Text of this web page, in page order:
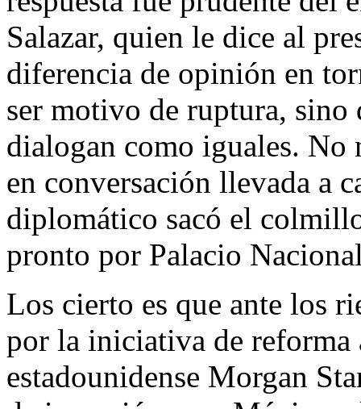
Salazar, quien le dice al
diferencia de opinión en
ser motivo de ruptura, sino
dialogan como iguales. No
en conversación llevada a
diplomático sacó el
pronto por Palacio
Los cierto es que ante los
por la iniciativa de reforma
estadounidense Morgan